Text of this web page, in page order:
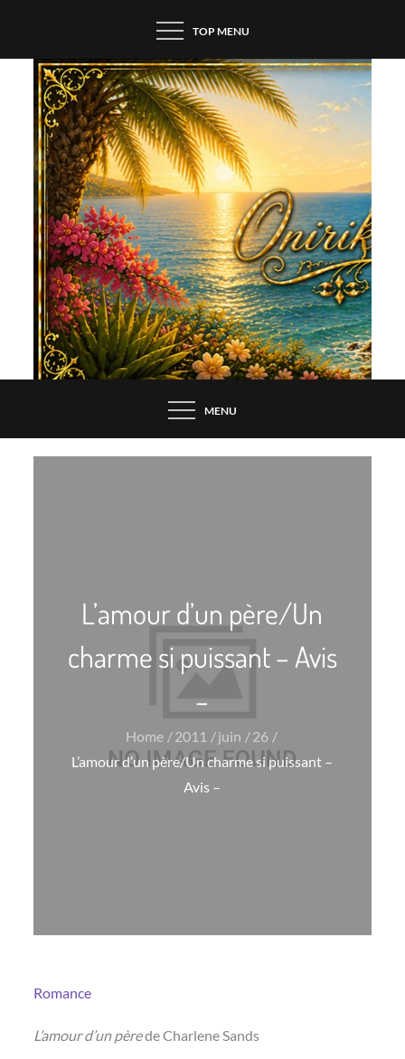
content
TOP MENU
MENU
L’amour d’un père/Un
charme si puissant – Avis
–
Home 2011 juin
26
L’amour d’un père/Un charme si puissant –
Avis –
Romance
L’amour d’un pèrede Charlene Sands